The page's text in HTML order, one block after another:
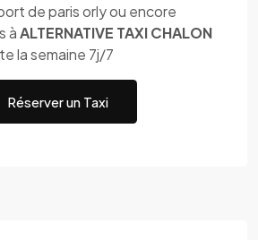
de paris orly ou encore
àALTERNATIVE TAXI CHALON
la semaine 7j/7
Réserver un Taxi